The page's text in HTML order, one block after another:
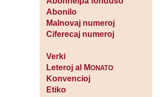
Abonilo
Malnovaj numeroj
Ciferecaj numeroj
Verki
Leteroj al MONATO
Konvencioj
Etiko